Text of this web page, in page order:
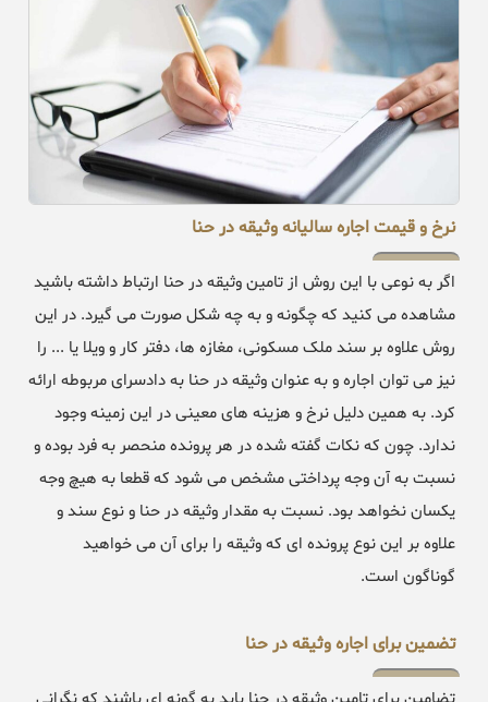
نرخ و قیمت اجاره سالیانه وثیقه در حنا
اگر به نوعی با این روش از تامین وثیقه در حنا ارتباط داشته باشید
مشاهده می کنید که چگونه و به چه شکل صورت می گیرد. در این
روش علاوه بر سند ملک مسکونی، مغازه ها، دفتر کار و ویلا یا ... را
نیز می توان اجاره و به عنوان وثیقه در حنا به دادسرای مربوطه ارائه
کرد. به همین دلیل نرخ و هزینه های معینی در این زمینه وجود
ندارد. چون که نکات گفته شده در هر پرونده منحصر به فرد بوده و
نسبت به آن وجه پرداختی مشخص می شود که قطعا به هیچ وجه
یکسان نخواهد بود. نسبت به مقدار وثیقه در حنا و نوع سند و
علاوه بر این نوع پرونده ای که وثیقه را برای آن می خواهید
گوناگون است.
تضمین برای اجاره وثیقه در حنا